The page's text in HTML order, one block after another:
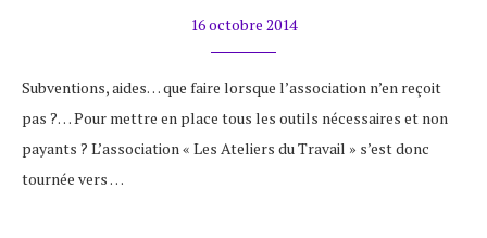
16 octobre 2014
Subventions, aides… que faire lorsque l’association n’en reçoit
pas ?… Pour mettre en place tous les outils nécessaires et non
payants ? L’association « Les Ateliers du Travail » s’est donc
tournée vers …